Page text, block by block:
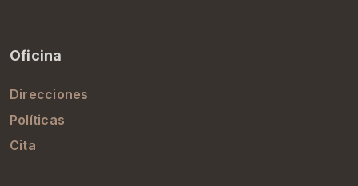
Oficina
Direcciones
Políticas
Cita